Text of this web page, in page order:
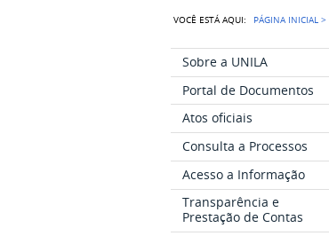
VOCÊ ESTÁ AQUI: PÁGINA INICIAL >
Sobre a UNILA
Portal de Documentos
Atos oficiais
Consulta a Processos
Acesso a Informação
Transparência e
Prestação de Contas